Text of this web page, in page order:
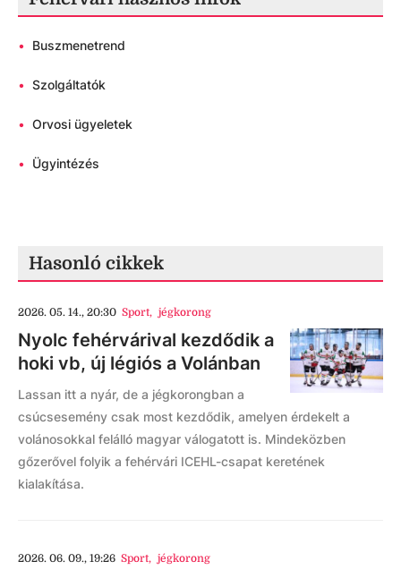
• Buszmenetrend
• Szolgáltatók
• Orvosi ügyeletek
• Ügyintézés
Hasonló cikkek
2026. 05. 14., 20:30 Sport, jégkorong
Nyolc fehérvárival kezdődik a
hoki vb, új légiós a Volánban
Lassan itt a nyár, de a jégkorongban a
csúcsesemény csak most kezdődik, amelyen érdekelt a
volánosokkal felálló magyar válogatott is. Mindeközben
gőzerővel folyik a fehérvári ICEHL-csapat keretének
kialakítása.
2026. 06. 09., 19:26 Sport, jégkorong